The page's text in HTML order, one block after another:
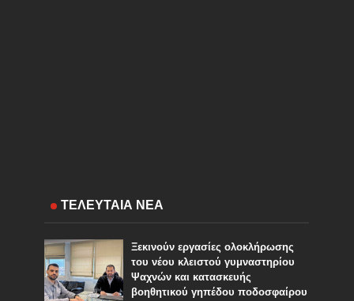
ΤΕΛΕΥΤΑΙΑ ΝΕΑ
Ξεκινούν εργασίες ολοκλήρωσης
του νέου κλειστού γυμναστηρίου
Ψαχνών και κατασκευής
βοηθητικού γηπέδου ποδοσφαίρου